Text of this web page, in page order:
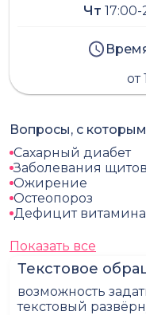
Чт
от
Текстовое
возможность
текстовый
Вопросы, с
Сахарный диабет
Заболевания
Ожирение
Остеопороз
Дефицит
Показать все